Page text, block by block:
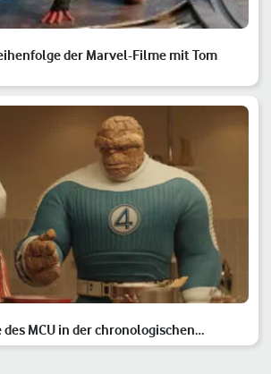
der Marvel-Filme mit Tom
MCU in der chronologischen